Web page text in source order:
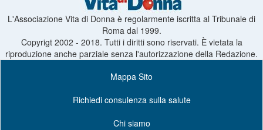
L'Associazione Vita di Donna è regolarmente iscritta al Tribunale di
Roma dal 1999.
Copyrigt 2002 - 2018. Tutti i diritti sono riservati. È vietata la
riproduzione anche parziale senza l'autorizzazione della Redazione.
Mappa Sito
Richiedi consulenza sulla salute
Chi siamo